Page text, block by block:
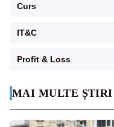
MAI MULTE
Curs
IT&C
Profit & Loss